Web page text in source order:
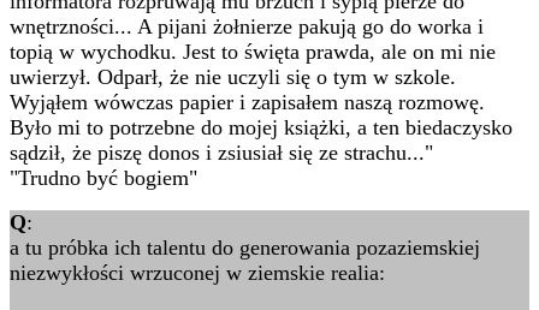
wnętrzności... A pijani żołnierze pakują go do worka i
topią w wychodku. Jest to święta prawda, ale on mi nie
uwierzył. Odparł, że nie uczyli się o tym w szkole.
Wyjąłem wówczas papier i zapisałem naszą rozmowę.
Było mi to potrzebne do mojej książki, a ten biedaczysko
sądził, że piszę donos i zsiusiał się ze strachu..."
"Trudno być bogiem"
Q:
a tu próbka ich talentu do generowania pozaziemskiej
niezwykłości wrzuconej w ziemskie realia: